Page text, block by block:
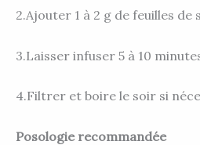
2.Ajouter 1 à 2 g de feuilles de
3.Laisser infuser 5 à 10
4.Filtrer et boire le soir si
Posologie recommandée